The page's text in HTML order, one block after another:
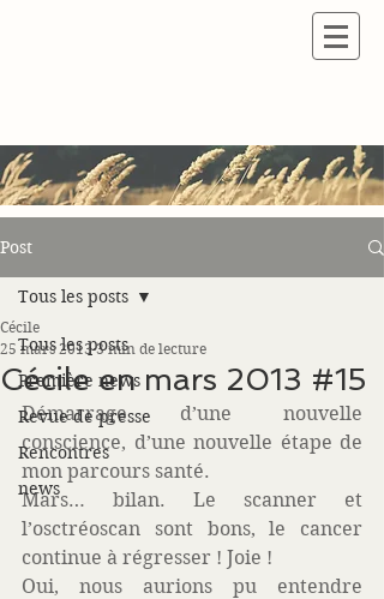
Post
Tous les posts
Première news
Revue de presse
Rencontres
news
Tous les posts
Cécile en mars 2013 #15
Cécile
25 mars 2013 3 min de lecture
Démarrage d’une nouvelle
conscience, d’une nouvelle étape de
mon parcours santé.
Mars… bilan. Le scanner et
l’osctréoscan sont bons, le cancer
continue à régresser ! Joie !
Oui, nous aurions pu entendre